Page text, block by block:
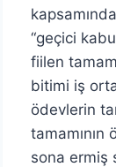
“geçici
fiilen
bitimi iş
ödevlerin
tamamının
sona ermiş